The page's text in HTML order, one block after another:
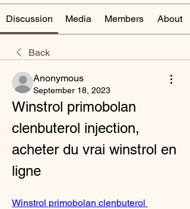
Discussion Media Members About
Back
Anonymous
September 18, 2023
Winstrol primobolan
clenbuterol injection,
acheter du vrai winstrol en
ligne
Winstrol primobolan clenbuterol